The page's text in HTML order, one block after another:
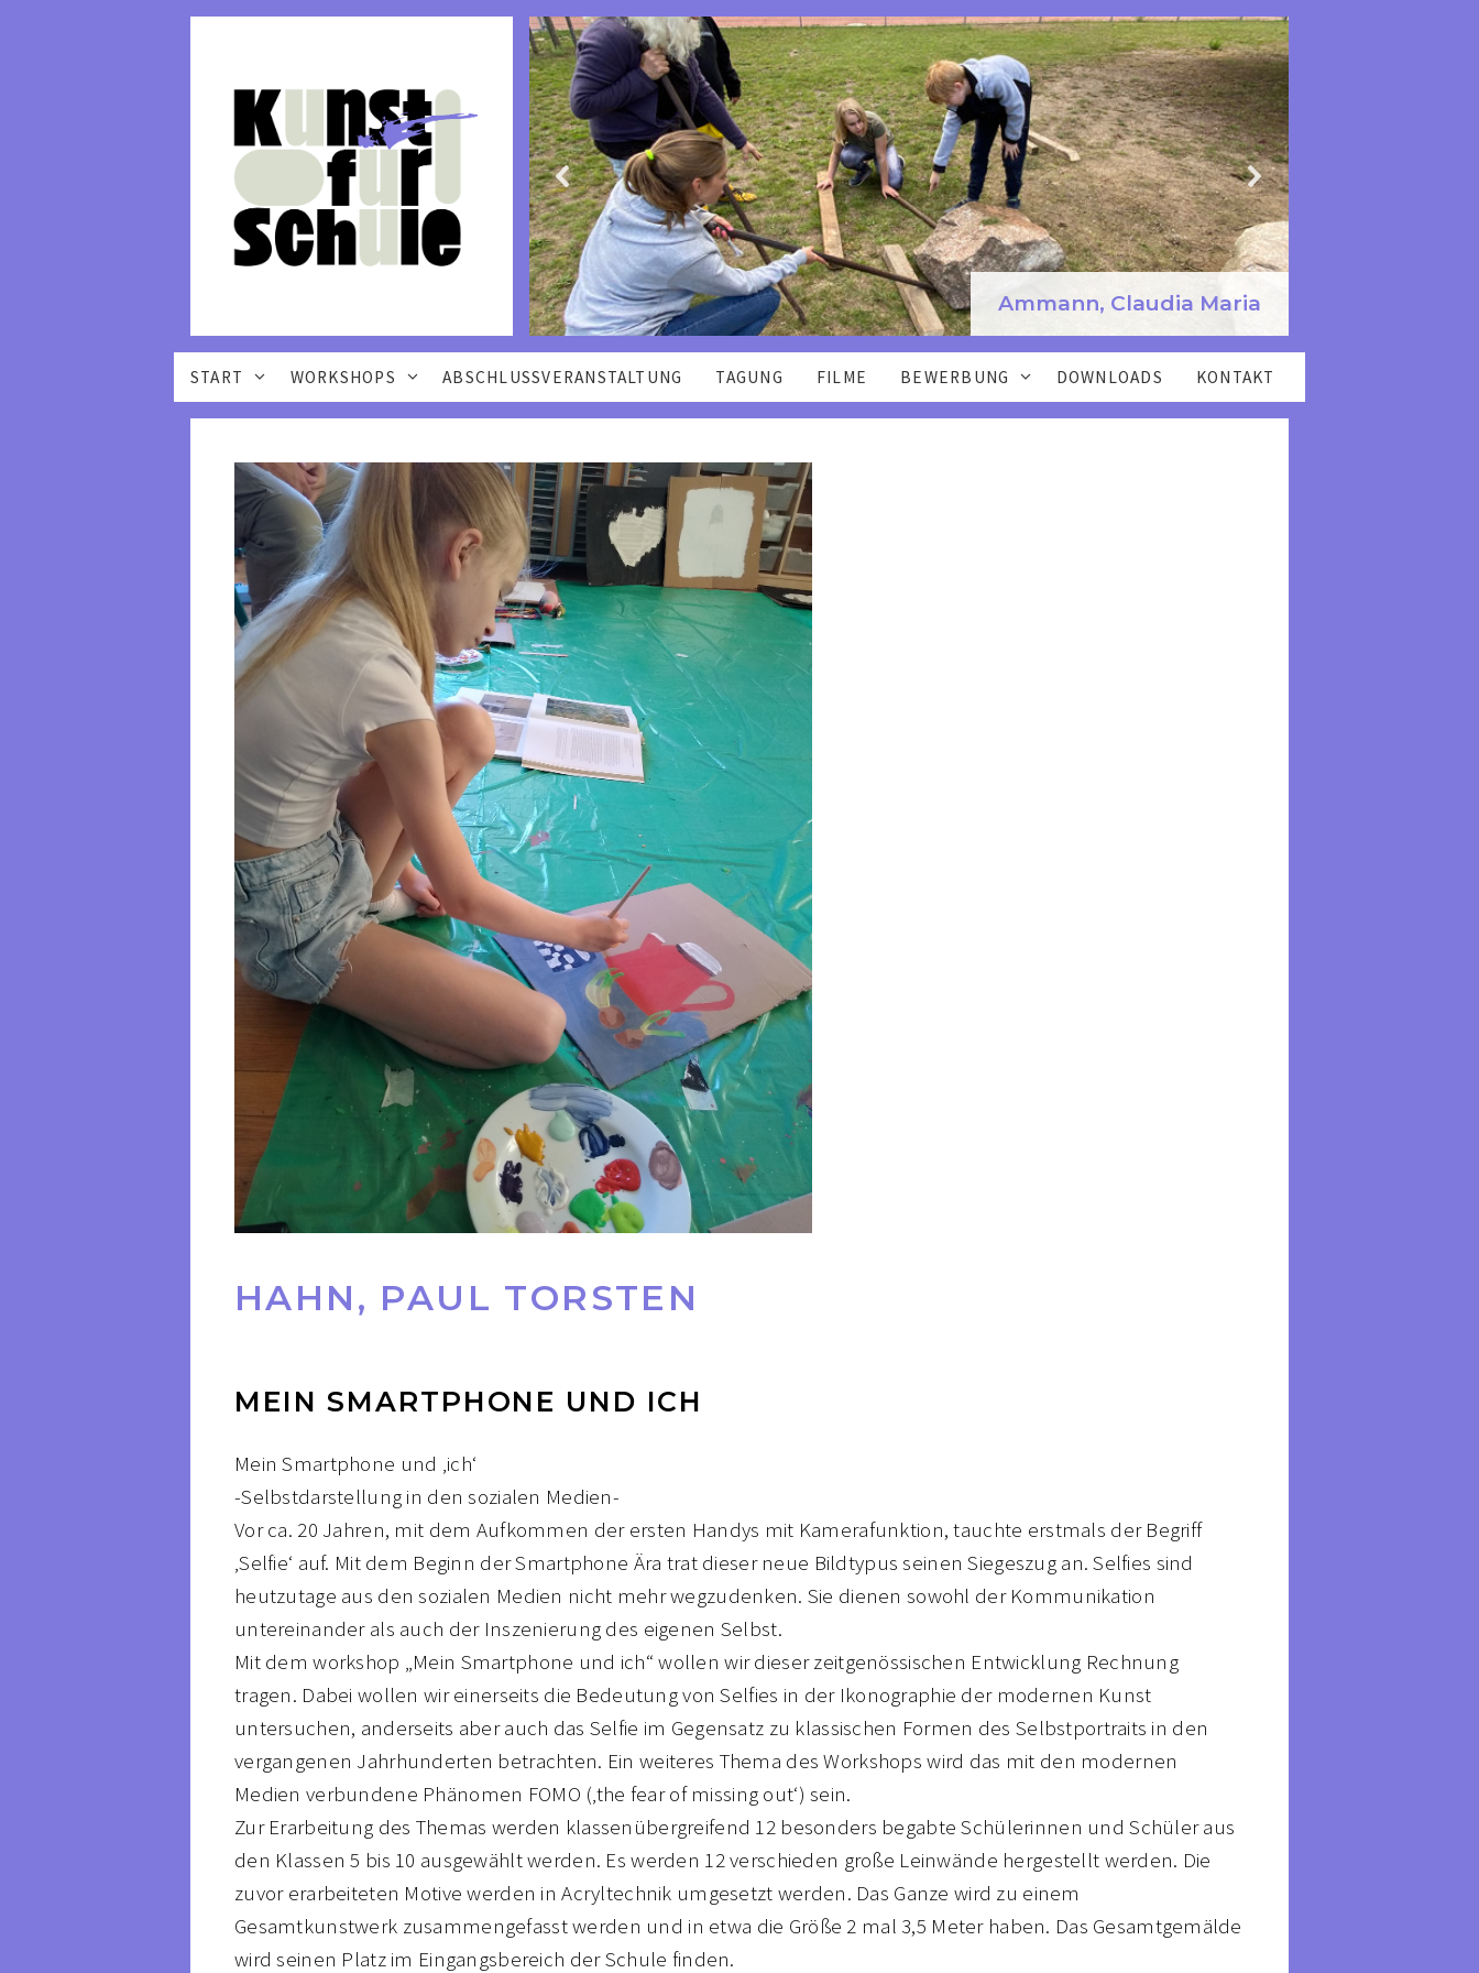
Ammann, Claudia Maria
START WORKSHOPS ABSCHLUSSVERANSTALTUNG TAGUNG FILME BEWERBUNG DOWNLOADS KONTAKT
HAHN, PAUL TORSTEN
MEIN SMARTPHONE UND ICH
Mein Smartphone und ‚ich‘
-Selbstdarstellung in den sozialen Medien-
Vor ca. 20 Jahren, mit dem Aufkommen der ersten Handys mit Kamerafunktion, tauchte erstmals der Begriff
‚Selfie‘ auf. Mit dem Beginn der Smartphone Ära trat dieser neue Bildtypus seinen Siegeszug an. Selfies sind
heutzutage aus den sozialen Medien nicht mehr wegzudenken. Sie dienen sowohl der Kommunikation
untereinander als auch der Inszenierung des eigenen Selbst.
Mit dem workshop „Mein Smartphone und ich“ wollen wir dieser zeitgenössischen Entwicklung Rechnung
tragen. Dabei wollen wir einerseits die Bedeutung von Selfies in der Ikonographie der modernen Kunst
untersuchen, anderseits aber auch das Selfie im Gegensatz zu klassischen Formen des Selbstportraits in den
vergangenen Jahrhunderten betrachten. Ein weiteres Thema des Workshops wird das mit den modernen
Medien verbundene Phänomen FOMO (‚the fear of missing out‘) sein.
Zur Erarbeitung des Themas werden klassenübergreifend 12 besonders begabte Schülerinnen und Schüler aus
den Klassen 5 bis 10 ausgewählt werden. Es werden 12 verschieden große Leinwände hergestellt werden. Die
zuvor erarbeiteten Motive werden in Acryltechnik umgesetzt werden. Das Ganze wird zu einem
Gesamtkunstwerk zusammengefasst werden und in etwa die Größe 2 mal 3,5 Meter haben. Das Gesamtgemälde
wird seinen Platz im Eingangsbereich der Schule finden.